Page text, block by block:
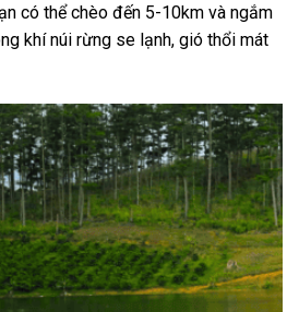
có thể chèo đến 5-10km và ngắm
khí núi rừng se lạnh, gió thổi mát